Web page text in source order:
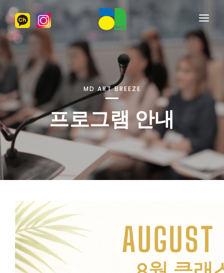
명동아트브리즈
수강신청
프로그램안내
대관안내
게시판
MD ART BREEZE
프로그램 안내